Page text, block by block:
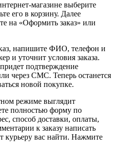
магазине выберите
его в корзину. Далее
на «Оформить заказ» или
напишите ФИО, телефон и
и уточнит условия заказа.
подтверждение
через СМС. Теперь останется
новой покупке.
режиме выглядит
полностью форму по
способ доставки, оплаты,
к заказу написать
курьеру вас найти. Нажмите